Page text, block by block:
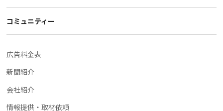
コミュニティー
広告料金表
新聞紹介
会社紹介
情報提供・取材依頼